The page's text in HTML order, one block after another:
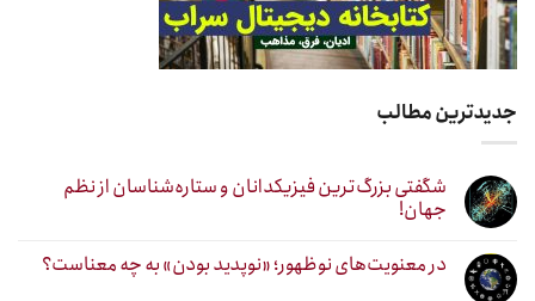
جدیدترین مطالب
شگفتی بزرگ‌ترین فیزیکدانان و ستاره‌شناسان از نظم
جهان!
در معنویت‌های نوظهور؛ «نوپدید بودن» به چه معناست؟